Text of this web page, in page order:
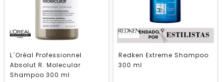
L´Oréal Professionnel
Absolut R. Molecular
Shampoo 300 ml
Redken Extreme Shampoo
300 ml